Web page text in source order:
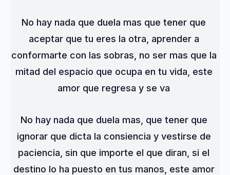
No hay nada que duela mas que tener que
aceptar que tu eres la otra, aprender a
conformarte con las sobras, no ser mas que la
mitad del espacio que ocupa en tu vida, este
amor que regresa y se va
No hay nada que duela mas, que tener que
ignorar que dicta la consiencia y vestirse de
paciencia, sin que importe el que diran, si el
destino lo ha puesto en tus manos, este amor